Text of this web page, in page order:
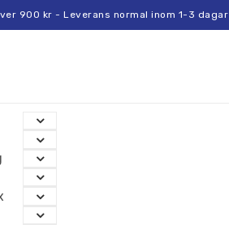
900 kr - Leverans normal inom 1-3 dagar